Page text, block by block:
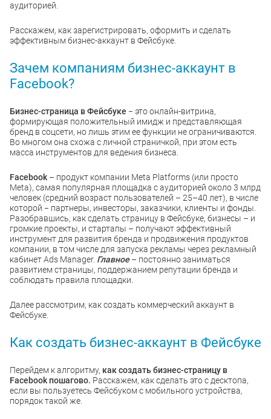
аудиторией.
Расскажем, как зарегистрировать, оформить и сделать
эффективным бизнес-аккаунт в Фейсбуке.
Зачем компаниям бизнес-аккаунт в
Facebook?
Бизнес-страница в Фейсбуке − это онлайн-витрина,
формирующая положительный имидж и представляющая
бренд в соцсети, но лишь этим ее функции не ограничиваются.
Во многом она схожа с личной страничкой, при этом есть
масса инструментов для ведения бизнеса.
Facebook – продукт компании Meta Platforms (или просто
Meta), самая популярная площадка с аудиторией около 3 млрд
человек (средний возраст пользователей – 25–40 лет), в числе
которой − партнеры, инвесторы, заказчики, клиенты и фонды.
Разобравшись, как сделать страницу в Фейсбуке, бизнесы – и
громкие проекты, и стартапы – получают эффективный
инструмент для развития бренда и продвижения продуктов
компании, в том числе для запуска рекламы через рекламный
кабинет Ads Manager. Главное– постоянно заниматься
развитием страницы, поддержанием репутации бренда и
соблюдать правила площадки.
Далее рассмотрим, как создать коммерческий аккаунт в
Фейсбуке.
Как создать бизнес-аккаунт в Фейсбуке
Перейдем к алгоритму, как создать бизнес-страницу в
Facebook пошагово. Расскажем, как сделать это с десктопа,
если вы пользуетесь Фейсбуком с мобильного устройства,
порядок такой же.